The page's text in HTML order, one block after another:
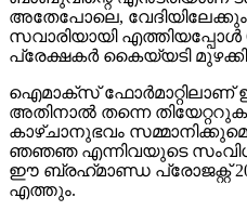
അതേപോലെ,
സവാരിയായി എത്തിയപ്പോള്‍
പ്രേക്ഷകര്‍ കൈയ്യടി മുഴക്കി
ഐമാക്‌സ് ഫോര്‍മാറ്റിലാണ്
അതിനാല്‍ തന്നെ
കാഴ്ചാനുഭവം
ഞഞഞ എന്നിവയുടെ
ഈ ബ്രഹ്‌മാണ്ഡ പ്രോജക്റ്റ്
എത്തും.